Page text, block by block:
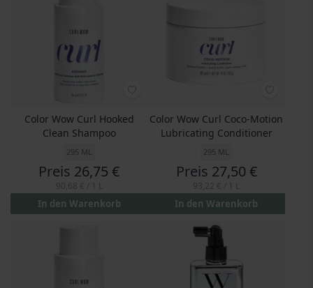
Color Wow Curl Hooked
Clean Shampoo
295 ML
Preis 26,75 €
In den Warenkorb
Color Wow Curl Coco-Motion
Lubricating Conditioner
295 ML
Preis 27,50 €
In den Warenkorb